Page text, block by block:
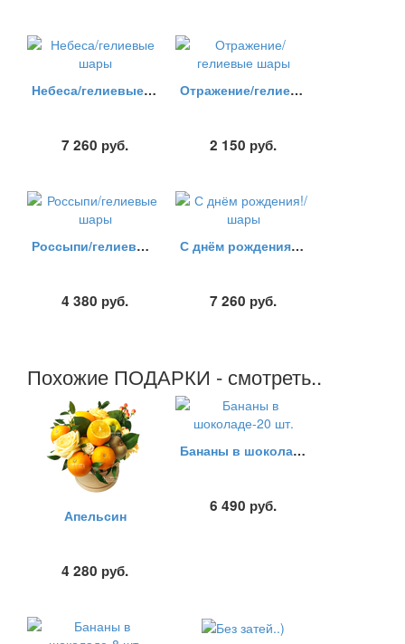
Небеса/гелиевые шары
7 260 руб.
Отражение/гелиевые шары
2 150 руб.
Россыпи/гелиевые шары
4 380 руб.
С днём рождения!/шары
7 260 руб.
Похожие ПОДАРКИ - смотреть..
Апельсин
4 280 руб.
Бананы в шоколаде-20 шт.
6 490 руб.